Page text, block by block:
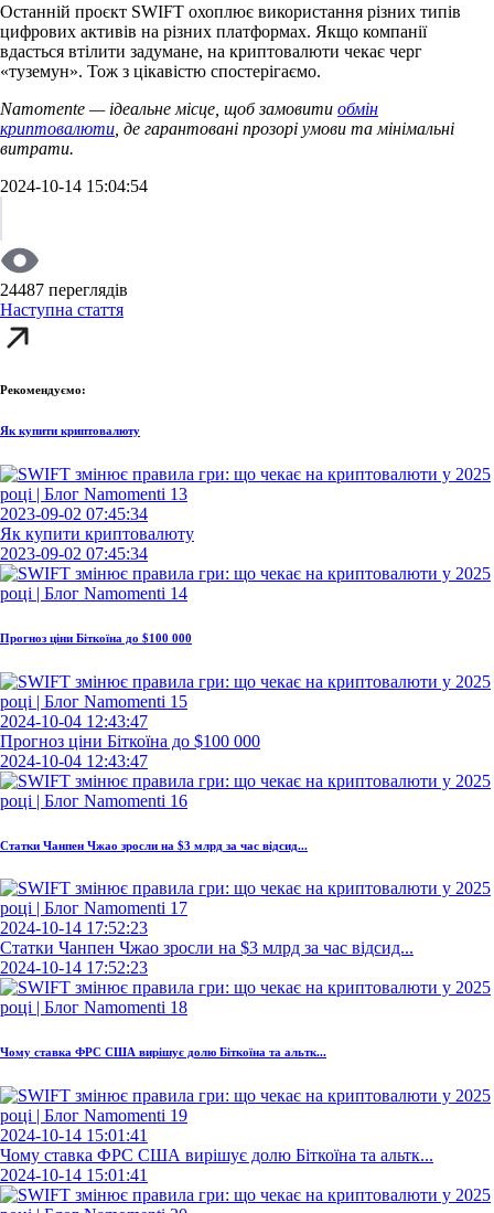
Останній проєкт SWIFT охоплює використання різних типів
цифрових активів на різних платформах. Якщо компанії
вдасться втілити задумане, на криптовалюти чекає черг
«туземун». Тож з цікавістю спостерігаємо.
Namomente — ідеальне місце, щоб замовити обмін
криптовалюти , де гарантовані прозорі умови та мінімальні
витрати.
2024-10-14 15:04:54
24487 переглядів
Наступна стаття
Рекомендуємо:
Як купити криптовалюту
2023-09-02 07:45:34
Як купити криптовалюту
2023-09-02 07:45:34
Прогноз ціни Біткоїна до $100 000
2024-10-04 12:43:47
Прогноз ціни Біткоїна до $100 000
2024-10-04 12:43:47
Статки Чанпен Чжао зросли на $3 млрд за час відсид...
2024-10-14 17:52:23
Статки Чанпен Чжао зросли на $3 млрд за час відсид...
2024-10-14 17:52:23
Чому ставка ФРС США вирішує долю Біткоїна та альтк...
2024-10-14 15:01:41
Чому ставка ФРС США вирішує долю Біткоїна та альтк...
2024-10-14 15:01:41